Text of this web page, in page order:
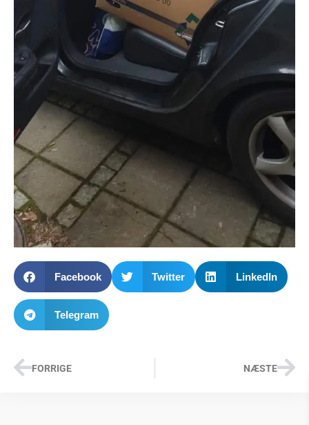
Facebook Twitter LinkedIn
Telegram
FORRIGE NÆSTE